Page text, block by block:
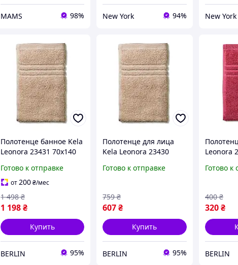
MAMS 98% New York 94% New York
Полотенце банное Kela
Leonora 23431 70х140
berlin
Готово к отправке
от200₴/мес
1 198₴
1 498 ₴
Купить
BERLIN 95%
Полотенце для лица
Kela Leonora 23430
розовое berlin
Готово к отправке
607₴
759 ₴
Купить
BERLIN 95%
Leonora
berlin
Готово к
320 ₴
400 ₴
BERLIN